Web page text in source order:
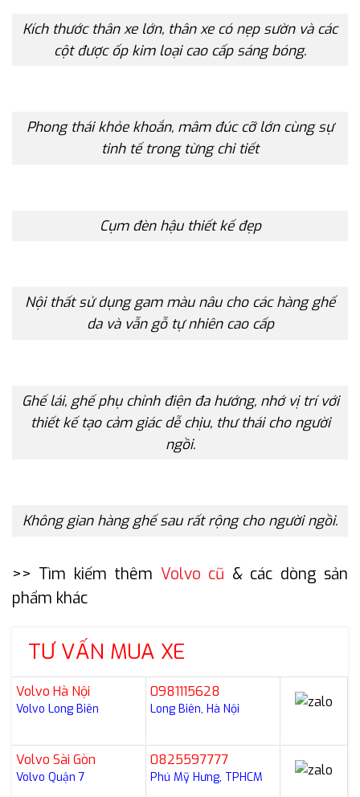
Kích thước thân xe lớn, thân xe có nẹp sườn và các
cột được ốp kim loại cao cấp sáng bóng.
Phong thái khỏe khoắn, mâm đúc cỡ lớn cùng sự
tinh tế trong từng chi tiết
Cụm đèn hậu thiết kế đẹp
Nội thất sử dụng gam màu nâu cho các hàng ghế
da và vẫn gỗ tự nhiên cao cấp
Ghế lái, ghế phụ chỉnh điện đa hướng, nhớ vị trí với
thiết kế tạo cảm giác dễ chịu, thư thái cho người
ngồi.
Không gian hàng ghế sau rất rộng cho người ngồi.
>> Tìm kiếm thêm Volvo cũ & các dòng sản
phẩm khác
TƯ VẤN MUA XE
Volvo Hà Nội
Volvo Long Biên
0981115628
Long Biên, Hà Nội
Volvo Sài Gòn
Volvo Quận 7
0825597777
Phú Mỹ Hưng, TPHCM